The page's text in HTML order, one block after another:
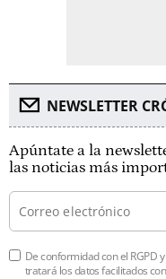
NEWSLETTER
Apúntate a la
las noticias más
De conformidad con el RGPD
tratará los datos facilitados